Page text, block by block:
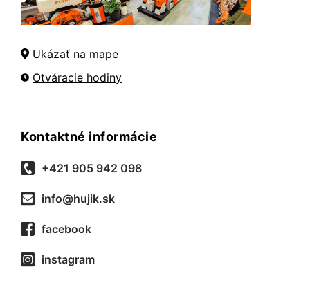
Ukázať na mape
Otváracie hodiny
Kontaktné informácie
+421 905 942 098
info@hujik.sk
facebook
instagram